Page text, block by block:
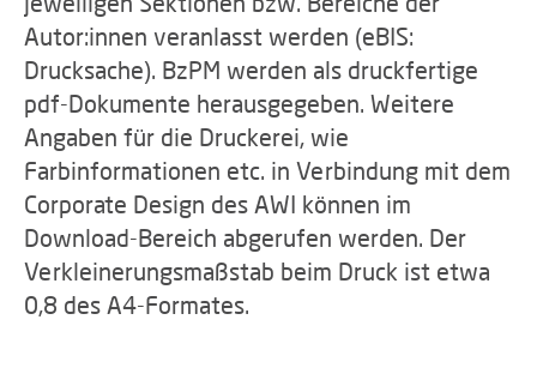
Autor:innen veranlasst werden (eBIS:
Drucksache). BzPM werden als druckfertige
pdf-Dokumente herausgegeben. Weitere
Angaben für die Druckerei, wie
Farbinformationen etc. in Verbindung mit dem
Corporate Design des AWI können im
Download-Bereich abgerufen werden. Der
Verkleinerungsmaßstab beim Druck ist etwa
0,8 des A4-Formates.